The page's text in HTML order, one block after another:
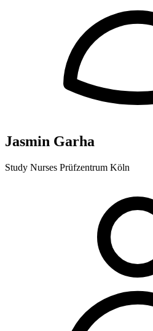
Jasmin Garha
Study Nurses Prüfzentrum Köln